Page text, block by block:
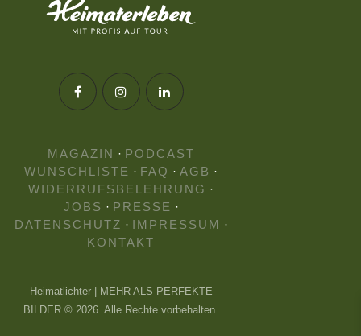
MAGAZIN · PODCAST
WUNSCHLISTE · FAQ · AGB ·
WIDERRUFSBELEHRUNG ·
JOBS · PRESSE ·
DATENSCHUTZ · IMPRESSUM ·
KONTAKT
Heimatlichter | MEHR ALS PERFEKTE
BILDER © 2026. Alle Rechte vorbehalten.